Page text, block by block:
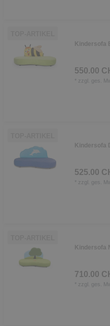
Kindersofa
550.00
zzgl. ges.
Kindersofa
525.00
zzgl. ges.
Kindersofa
710.00
zzgl. ges.